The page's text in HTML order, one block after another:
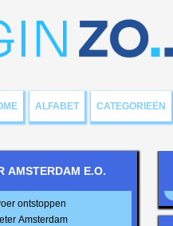
ALFABET CATEGORIEËN
AMSTERDAM E.O.
ontstoppen
Amsterdam